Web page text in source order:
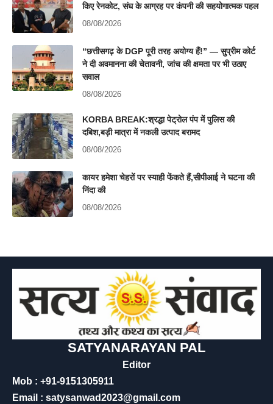
किए रेनकोट, संघ के आग्रह पर कंपनी की सहयोगात्मक पहल
08/08/2026
“छत्तीसगढ़ के DGP पूरी तरह अयोग्य हैं!” — सुप्रीम कोर्ट
ने दी अवमानना की चेतावनी, जांच की क्षमता पर भी उठाए
सवाल
08/08/2026
KORBA BREAK:श्रद्धा पेट्रोल पंप में पुलिस की
दबिश,बड़ी मात्रा में नकली उत्पाद बरामद
08/08/2026
कायर हमेशा चेहरों पर स्याही फेंकते हैं,सीपीआई ने घटना की
निंदा की
08/08/2026
SATYANARAYAN PAL
Editor
Mob : +91-9151305911
Email : satysanwad2023@gmail.com